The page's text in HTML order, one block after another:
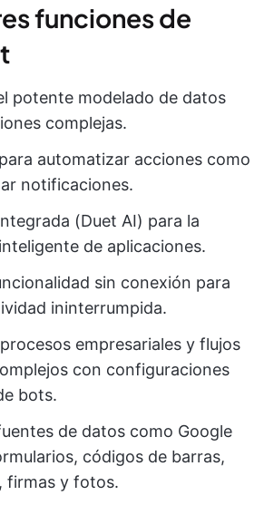
funciones de
potente modelado de datos
complejas.
automatizar acciones como
notificaciones.
(Duet AI) para la
de aplicaciones.
sin conexión para
ininterrumpida.
empresariales y flujos
con configuraciones
bots.
de datos como Google
códigos de barras,
firmas y fotos.